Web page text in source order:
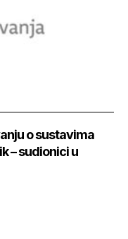
o sustavima
– sudionici u